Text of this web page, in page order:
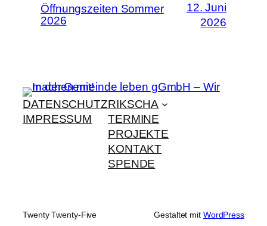
Öffnungszeiten Sommer
2026
12. Juni
2026
DATENSCHUTZ
IMPRESSUM
RIKSCHA
TERMINE
PROJEKTE
KONTAKT
SPENDE
Twenty Twenty-Five Gestaltet mit WordPress